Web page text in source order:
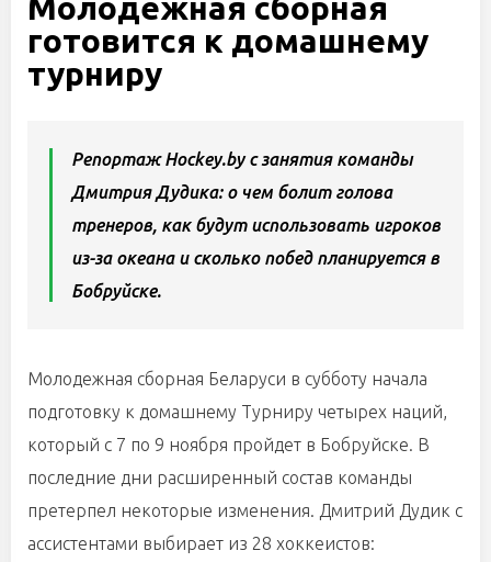
Молодежная сборная
готовится к домашнему
турниру
Репортаж Hockey.by с занятия команды
Дмитрия Дудика: о чем болит голова
тренеров, как будут использовать игроков
из-за океана и сколько побед планируется в
Бобруйске.
Молодежная сборная Беларуси в субботу начала
подготовку к домашнему Турниру четырех наций,
который с 7 по 9 ноября пройдет в Бобруйске. В
последние дни расширенный состав команды
претерпел некоторые изменения. Дмитрий Дудик с
ассистентами выбирает из 28 хоккеистов: